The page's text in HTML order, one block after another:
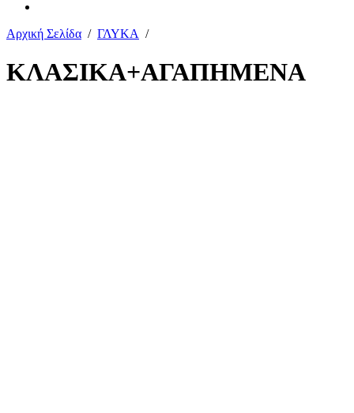
Αρχική Σελίδα / ΓΛΥΚΑ /
ΚΛΑΣΙΚΑ+ΑΓΑΠΗΜΕΝΑ